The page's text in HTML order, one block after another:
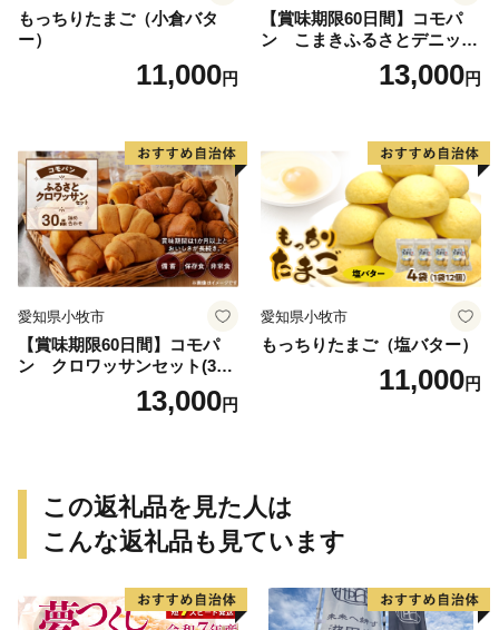
もっちりたまご（小倉バタ
ー）
11,000円
【賞味期限60日間】コモパ
ン こまきふるさとデニッシ
ュセット（20個入り）／災害
用備蓄 保存食 非常食 防災グ
13,000円
愛知県小牧市
【賞味期限60日間】コモパ
ン クロワッサンセット(30
個入り)／災害用備蓄 保存食
非常食 防災グッズにも
13,000円
愛知県小牧市
もっちりたまご（塩バター）
11,000円
この返礼品を見た人は
こんな返礼品も見ています